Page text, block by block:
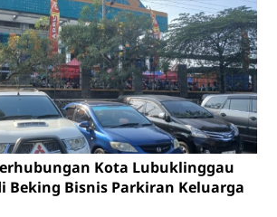
Kota Lubuklinggau
Beking Bisnis Parkiran Keluarga